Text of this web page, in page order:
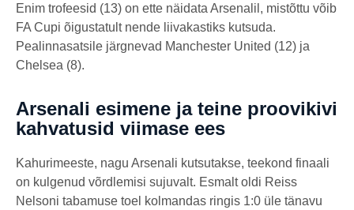
Enim trofeesid (13) on ette näidata Arsenalil, mistõttu võib
FA Cupi õigustatult nende liivakastiks kutsuda.
Pealinnasatsile järgnevad Manchester United (12) ja
Chelsea (8).
Arsenali esimene ja teine proovikivi
kahvatusid viimase ees
Kahurimeeste, nagu Arsenali kutsutakse, teekond finaali
on kulgenud võrdlemisi sujuvalt. Esmalt oldi Reiss
Nelsoni tabamuse toel kolmandas ringis 1:0 üle tänavu